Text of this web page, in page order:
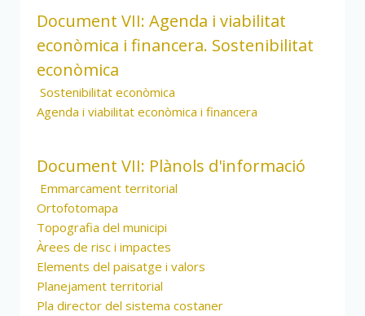
Document VII: Agenda i viabilitat
econòmica i financera. Sostenibilitat
econòmica
Sostenibilitat econòmica
Agenda i viabilitat econòmica i financera
Document VII: Plànols d'informació
Emmarcament territorial
Ortofotomapa
Topografia del municipi
Àrees de risc i impactes
Elements del paisatge i valors
Planejament territorial
Pla director del sistema costaner